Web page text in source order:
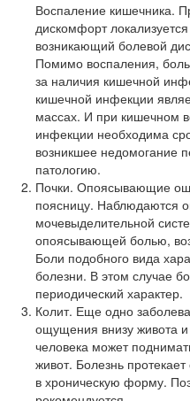
Воспаление кишечника.
дискомфорт
возникающий болевой
Помимо воспаления,
за наличия кишечной
кишечной инфекции
массах. И при кишечном
инфекции необходима
возникшее недомогание
патологию.
Почки. Опоясывающие
поясницу. Наблюдаются
мочевыделительной
опоясывающей болью,
Боли подобного вида
болезни. В этом случае
периодический характер.
Колит. Еще одно
ощущения внизу живота
человека может
живот. Болезнь
в хроническую форму.